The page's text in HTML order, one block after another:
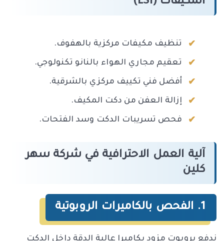
تنظيف مكيفات مركزية بالهفوف.
تعقيم مجاري الهواء بالنانو تكنولوجي.
أفضل فني تكييف مركزي بالشرقية.
إزالة العفن من دكت المكيف.
فحص تسريبات الدكت وسد الفتحات.
آلية العمل الاحترافية في شركة سهر
كلين
1. الفحص بالكاميرات الروبوتية
ندفع بروبوت مزود بكاميرا عالية الدقة داخل الدكت